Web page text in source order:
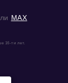
MAX
16-ти лет.